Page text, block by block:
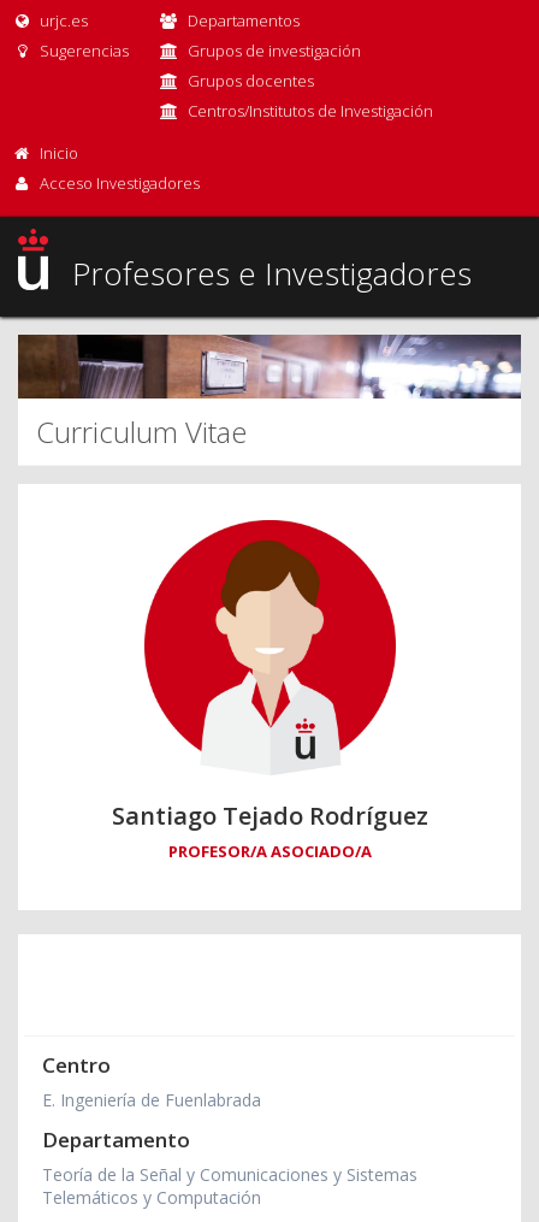
urjc.es
Sugerencias
Departamentos
Grupos de investigación
Grupos docentes
Centros/Institutos de Investigación
Inicio
Acceso Investigadores
Profesores e Investigadores
Curriculum Vitae
Santiago Tejado Rodríguez
PROFESOR/A ASOCIADO/A
Centro
E. Ingeniería de Fuenlabrada
Departamento
Teoría de la Señal y Comunicaciones y Sistemas
Telemáticos y Computación